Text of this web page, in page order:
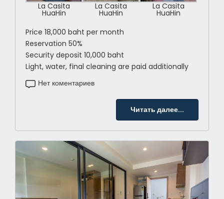
La Casita
HuaHin
La Casita
HuaHin
La Casita
HuaHin
Price 18,000 baht per month
Reservation 50%
Security deposit 10,000 baht
Light, water, final cleaning are paid additionally
Нет коментариев
Читать далее...